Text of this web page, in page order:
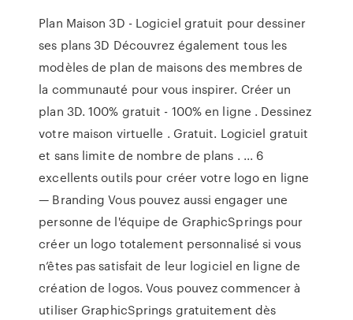
Plan Maison 3D - Logiciel gratuit pour dessiner
ses plans 3D Découvrez également tous les
modèles de plan de maisons des membres de
la communauté pour vous inspirer. Créer un
plan 3D. 100% gratuit - 100% en ligne . Dessinez
votre maison virtuelle . Gratuit. Logiciel gratuit
et sans limite de nombre de plans . ... 6
excellents outils pour créer votre logo en ligne
— Branding Vous pouvez aussi engager une
personne de l'équipe de GraphicSprings pour
créer un logo totalement personnalisé si vous
n’êtes pas satisfait de leur logiciel en ligne de
création de logos. Vous pouvez commencer à
utiliser GraphicSprings gratuitement dès